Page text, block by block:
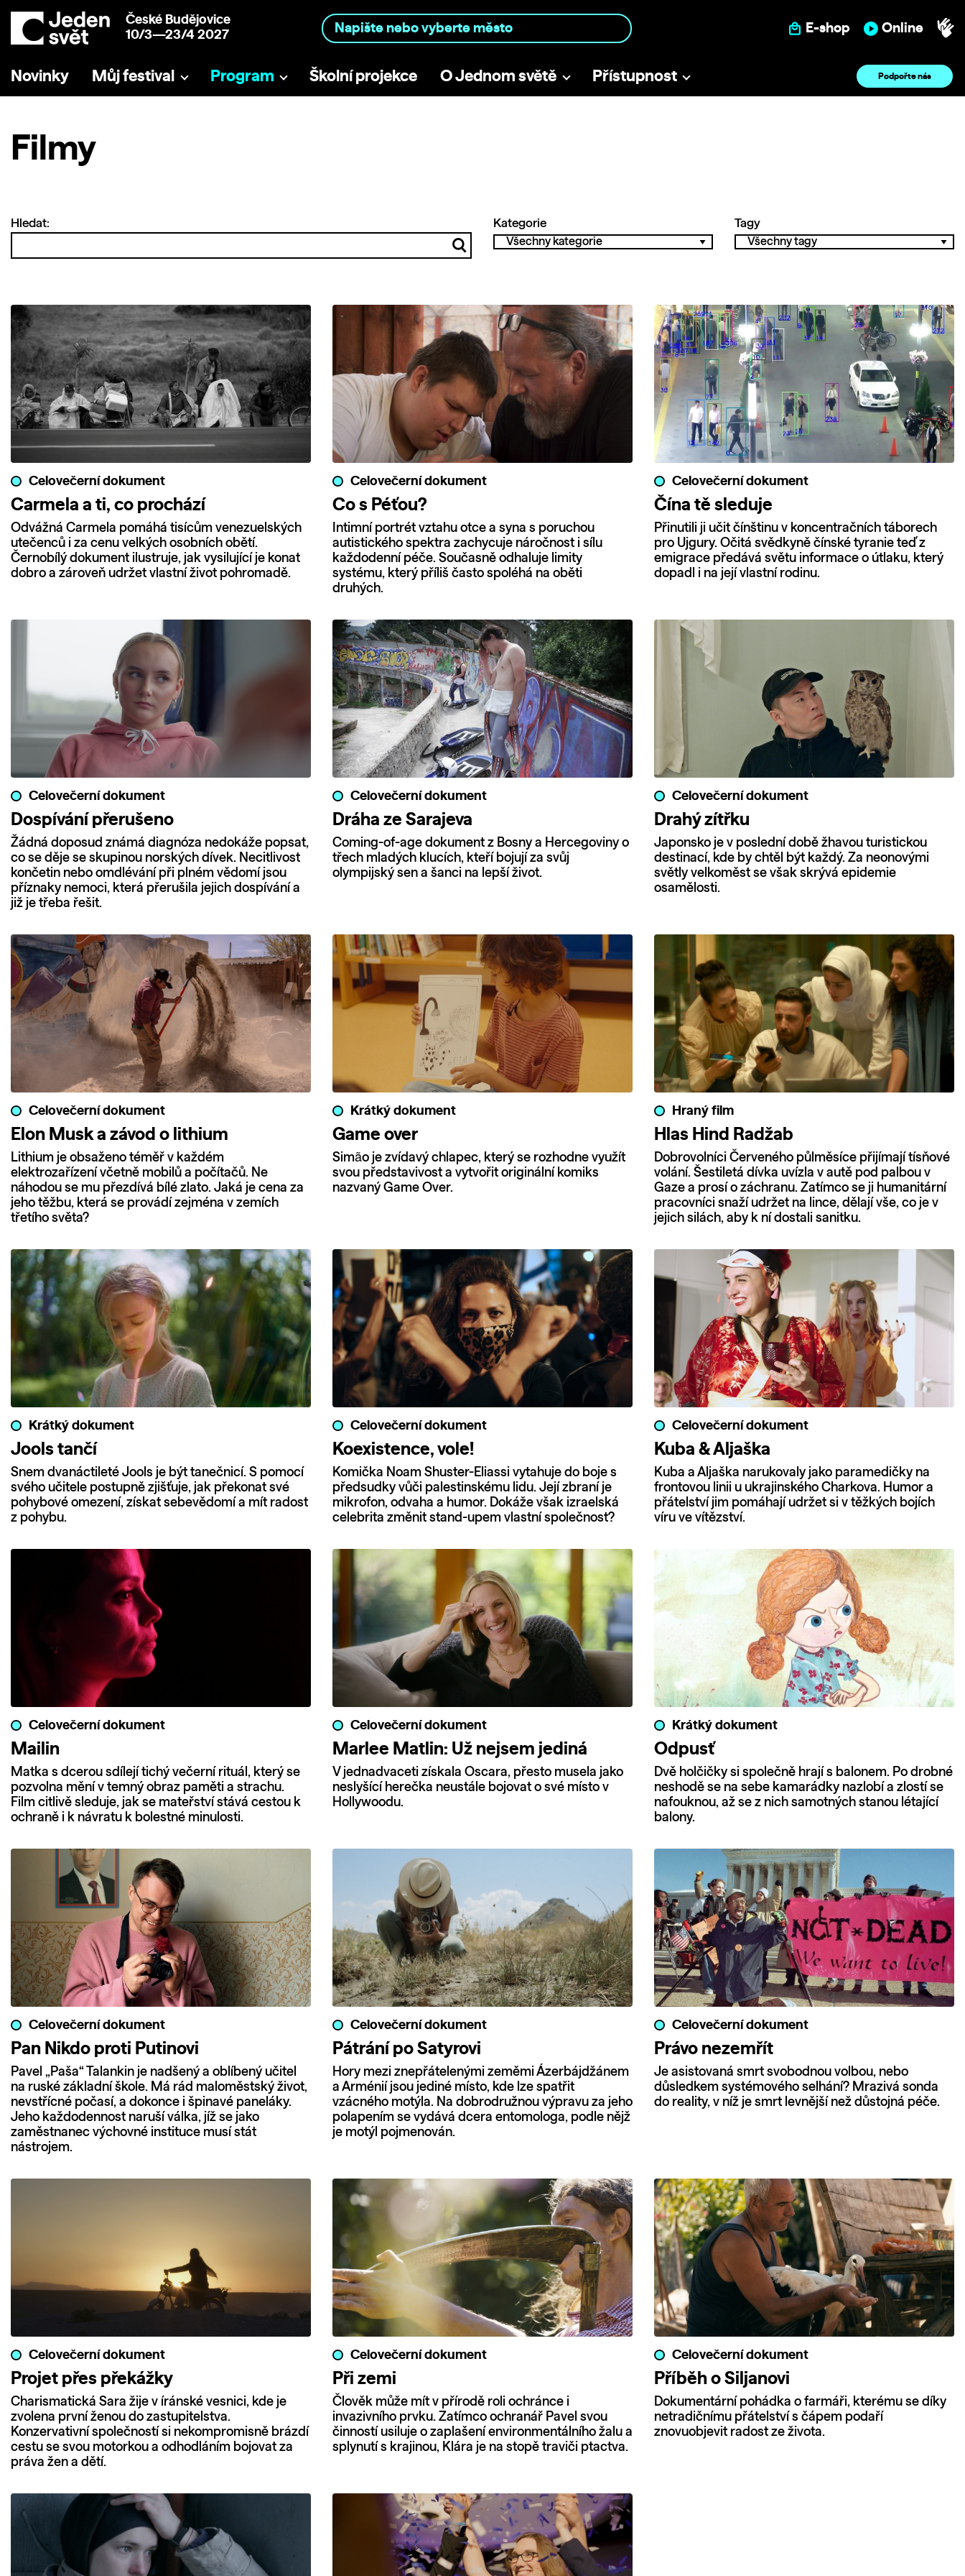
České Budějovice
10/3—23/4 2027
E-shop Online
Novinky Můj festival Program Školní projekce O Jednom světě Přístupnost Podpořte nás
Filmy
Hledat: Kategorie Tagy
Celovečerní dokument
Carmela a ti, co prochází
Odvážná Carmela pomáhá tisícům venezuelských
utečenců i za cenu velkých osobních obětí.
Černobílý dokument ilustruje, jak vysilující je konat
dobro a zároveň udržet vlastní život pohromadě.
Celovečerní dokument
Co s Péťou?
Intimní portrét vztahu otce a syna s poruchou
autistického spektra zachycuje náročnost i sílu
každodenní péče. Současně odhaluje limity
systému, který příliš často spoléhá na oběti
druhých.
Celovečerní dokument
Čína tě sleduje
Přinutili ji učit čínštinu v koncentračních táborech
pro Ujgury. Očitá svědkyně čínské tyranie teď z
emigrace předává světu informace o útlaku, který
dopadl i na její vlastní rodinu.
Celovečerní dokument
Dospívání přerušeno
Žádná doposud známá diagnóza nedokáže popsat,
co se děje se skupinou norských dívek. Necitlivost
končetin nebo omdlévání při plném vědomí jsou
příznaky nemoci, která přerušila jejich dospívání a
již je třeba řešit.
Celovečerní dokument
Dráha ze Sarajeva
Coming-of-age dokument z Bosny a Hercegoviny o
třech mladých klucích, kteří bojují za svůj
olympijský sen a šanci na lepší život.
Celovečerní dokument
Drahý zítřku
Japonsko je v poslední době žhavou turistickou
destinací, kde by chtěl být každý. Za neonovými
světly velkoměst se však skrývá epidemie
osamělosti.
Celovečerní dokument
Elon Musk a závod o lithium
Lithium je obsaženo téměř v každém
elektrozařízení včetně mobilů a počítačů. Ne
náhodou se mu přezdívá bílé zlato. Jaká je cena za
jeho těžbu, která se provádí zejména v zemích
třetího světa?
Krátký dokument
Game over
Simão je zvídavý chlapec, který se rozhodne využít
svou představivost a vytvořit originální komiks
nazvaný Game Over.
Hraný film
Hlas Hind Radžab
Dobrovolníci Červeného půlměsíce přijímají tísňové
volání. Šestiletá dívka uvízla v autě pod palbou v
Gaze a prosí o záchranu. Zatímco se ji humanitární
pracovníci snaží udržet na lince, dělají vše, co je v
jejich silách, aby k ní dostali sanitku.
Krátký dokument
Jools tančí
Snem dvanáctileté Jools je být tanečnicí. S pomocí
svého učitele postupně zjišťuje, jak překonat své
pohybové omezení, získat sebevědomí a mít radost
z pohybu.
Celovečerní dokument
Koexistence, vole!
Komička Noam Shuster-Eliassi vytahuje do boje s
předsudky vůči palestinskému lidu. Její zbraní je
mikrofon, odvaha a humor. Dokáže však izraelská
celebrita změnit stand-upem vlastní společnost?
Celovečerní dokument
Kuba & Aljaška
Kuba a Aljaška narukovaly jako paramedičky na
frontovou linii u ukrajinského Charkova. Humor a
přátelství jim pomáhají udržet si v těžkých bojích
víru ve vítězství.
Celovečerní dokument
Mailin
Matka s dcerou sdílejí tichý večerní rituál, který se
pozvolna mění v temný obraz paměti a strachu.
Film citlivě sleduje, jak se mateřství stává cestou k
ochraně i k návratu k bolestné minulosti.
Celovečerní dokument
Marlee Matlin: Už nejsem jediná
V jednadvaceti získala Oscara, přesto musela jako
neslyšící herečka neustále bojovat o své místo v
Hollywoodu.
Krátký dokument
Odpusť
Dvě holčičky si společně hrají s balonem. Po drobné
neshodě se na sebe kamarádky nazlobí a zlostí se
nafouknou, až se z nich samotných stanou létající
balony.
Celovečerní dokument
Pan Nikdo proti Putinovi
Pavel „Paša“ Talankin je nadšený a oblíbený učitel
na ruské základní škole. Má rád maloměstský život,
nevstřícné počasí, a dokonce i špinavé paneláky.
Jeho každodennost naruší válka, jíž se jako
zaměstnanec výchovné instituce musí stát
nástrojem.
Celovečerní dokument
Pátrání po Satyrovi
Hory mezi znepřátelenými zeměmi Ázerbájdžánem
a Arménií jsou jediné místo, kde lze spatřit
vzácného motýla. Na dobrodružnou výpravu za jeho
polapením se vydává dcera entomologa, podle nějž
je motýl pojmenován.
Celovečerní dokument
Právo nezemřít
Je asistovaná smrt svobodnou volbou, nebo
důsledkem systémového selhání? Mrazivá sonda
do reality, v níž je smrt levnější než důstojná péče.
Celovečerní dokument
Projet přes překážky
Charismatická Sara žije v íránské vesnici, kde je
zvolena první ženou do zastupitelstva.
Konzervativní společností si nekompromisně brázdí
cestu se svou motorkou a odhodláním bojovat za
práva žen a dětí.
Celovečerní dokument
Při zemi
Člověk může mít v přírodě roli ochránce i
invazivního prvku. Zatímco ochranář Pavel svou
činností usiluje o zaplašení environmentálního žalu a
splynutí s krajinou, Klára je na stopě traviči ptactva.
Celovečerní dokument
Příběh o Siljanovi
Dokumentární pohádka o farmáři, kterému se díky
netradičnímu přátelství s čápem podaří
znovuobjevit radost ze života.